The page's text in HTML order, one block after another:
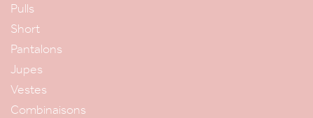
Pulls
Short
Pantalons
Jupes
Vestes
Combinaisons